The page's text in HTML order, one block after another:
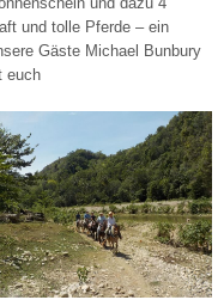
und tolle Pferde – ein
Gäste Michael Bunbury
euch